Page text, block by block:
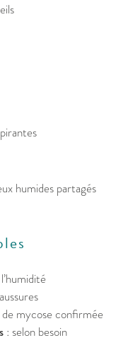
humides partagés
de mycose confirmée
: selon besoin